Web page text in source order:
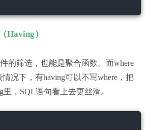
Having）
的筛选，也能是聚合函数。而where
况下，有having可以不写where，把
里，SQL语句看上去更丝滑。